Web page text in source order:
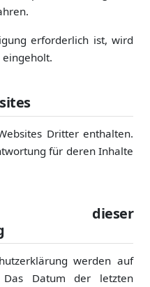
erforderlich ist, wird
Dritter enthalten.
für deren Inhalte
dieser
werden auf
Das Datum der letzten